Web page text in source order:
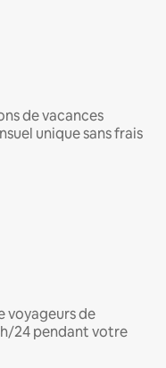
de vacances
unique sans frais
voyageurs de
24 pendant votre